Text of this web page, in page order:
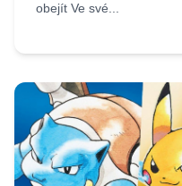
obejít Ve své...